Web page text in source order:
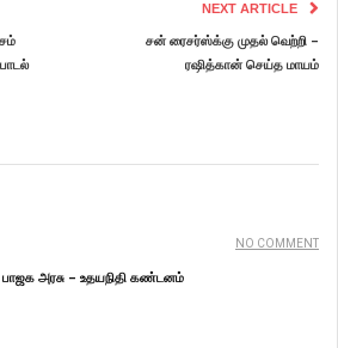
NEXT ARTICLE
சன் ரைசர்ஸ்க்கு முதல் வெற்றி –
ரஷித்கான் செய்த மாயம்
NO COMMENT
பாஜக அரசு – உதயநிதி கண்டனம்